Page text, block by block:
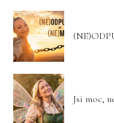
Jsi moc,